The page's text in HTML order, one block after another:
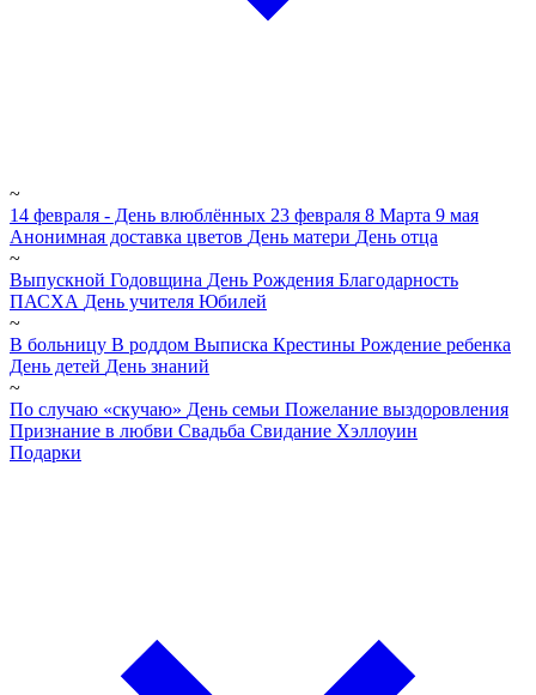
~
14 февраля - День влюблённых 23 февраля 8 Марта 9 мая
Анонимная доставка цветов День матери День отца
~
Выпускной Годовщина День Рождения Благодарность
ПАСХА День учителя Юбилей
~
В больницу В роддом Выписка Крестины Рождение ребенка
День детей День знаний
~
По случаю «скучаю» День семьи Пожелание выздоровления
Признание в любви Свадьба Свидание Хэллоуин
Подарки